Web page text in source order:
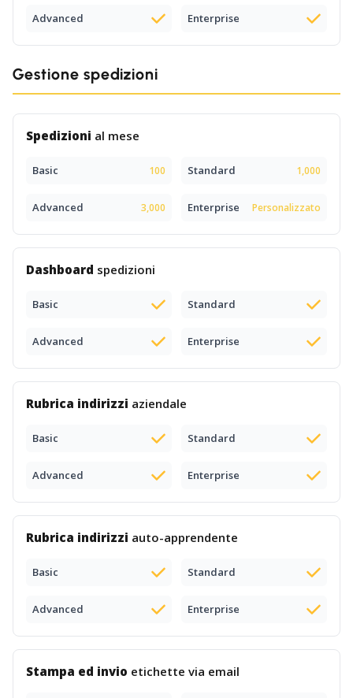
Advanced Enterprise
Gestione spedizioni
Spedizioni al mese
Basic 100 Standard 1,000
Advanced 3,000 Enterprise Personalizzato
Dashboard spedizioni
Basic Standard
Advanced Enterprise
Rubrica indirizzi aziendale
Basic Standard
Advanced Enterprise
Rubrica indirizzi auto-apprendente
Basic Standard
Advanced Enterprise
Stampa ed invio etichette via email